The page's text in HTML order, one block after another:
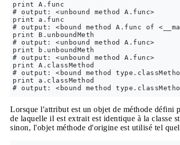
print A.func
# output: <unbound method A.func>
print a.func
# output: <bound method A.func of
print B.unboundMeth
# output: <unbound method A.func>
print b.unboundMeth
# output: <unbound method A.func>
print A.classMethod
# output: <bound method
print a.classMethod
Lorsque l'attribut est un objet de méthode défini
de laquelle il est extrait est identique à la classe
sinon, l'objet méthode d'origine est utilisé tel